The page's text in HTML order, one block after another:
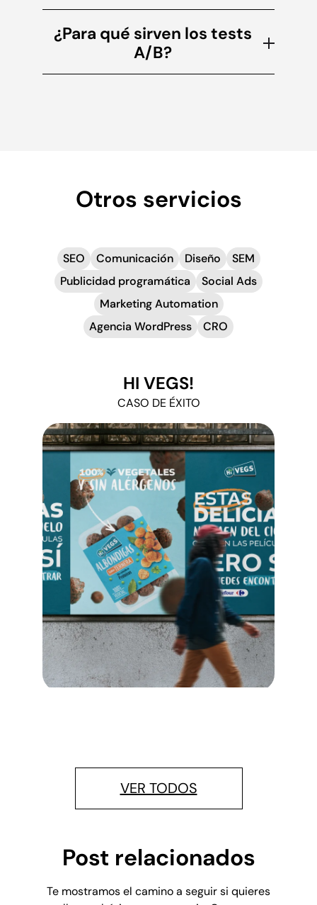
¿Para qué sirven los tests
A/B?
Otros servicios
SEO Comunicación Diseño
SEM
Publicidad programática
Social Ads
Marketing Automation
Agencia WordPress
CRO
HI VEGS!
CASO DE ÉXITO
VER TODOS
Post relacionados
Te mostramos el camino a seguir si quieres